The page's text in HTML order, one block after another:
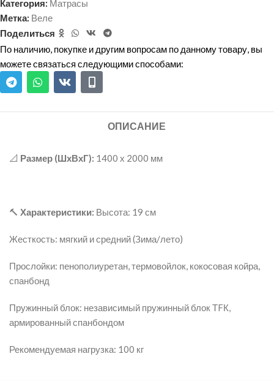
Категория: Матрасы
Метка: Веле
Поделиться
По наличию, покупке и другим вопросам по данному товару, вы
можете связаться следующими способами:
ОПИСАНИЕ
📐 Размер (ШхВхГ): 1400 х 2000 мм
🔨 Характеристики: Высота: 19 см
Жесткость: мягкий и средний (Зима/лето)
Прослойки: пенополиуретан, термовойлок, кокосовая койра,
спанбонд
Пружинный блок: независимый пружинный блок ТFК,
армированный спанбондом
Рекомендуемая нагрузка: 100 кг